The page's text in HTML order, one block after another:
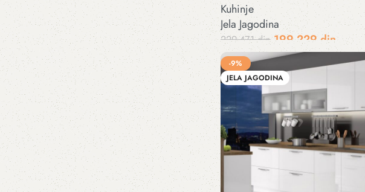
Kuhinje
Jela Jagodina
229.471din 199.229din
Dodaj u korpu
-9%
JELA JAGODINA